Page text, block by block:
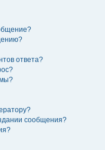
ответа?
сообщения?